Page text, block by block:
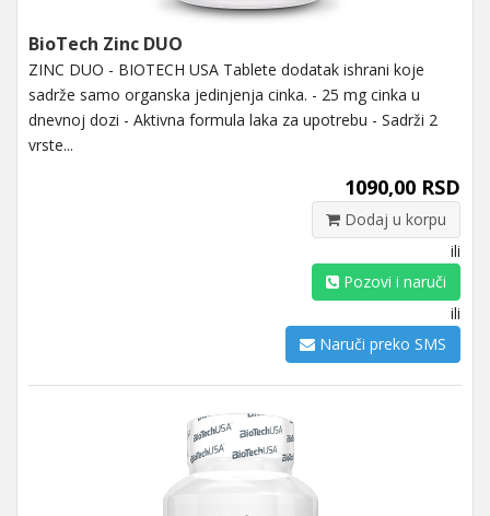
BioTech Zinc DUO
ZINC DUO - BIOTECH USA Tablete dodatak ishrani koje
sadrže samo organska jedinjenja cinka. - 25 mg cinka u
dnevnoj dozi - Aktivna formula laka za upotrebu - Sadrži 2
vrste...
1090,00 RSD
Dodaj u korpu
ili
Pozovi i naruči
ili
Naruči preko SMS